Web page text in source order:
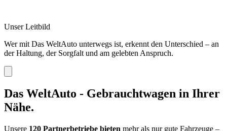
Unser Leitbild
Wer mit Das WeltAuto unterwegs ist, erkennt den Unterschied – an
der Haltung, der Sorgfalt und am gelebten Anspruch.
Das WeltAuto - Gebrauchtwagen in Ihrer
Nähe.
Unsere 120 Partnerbetriebe bieten mehr als nur gute Fahrzeuge –